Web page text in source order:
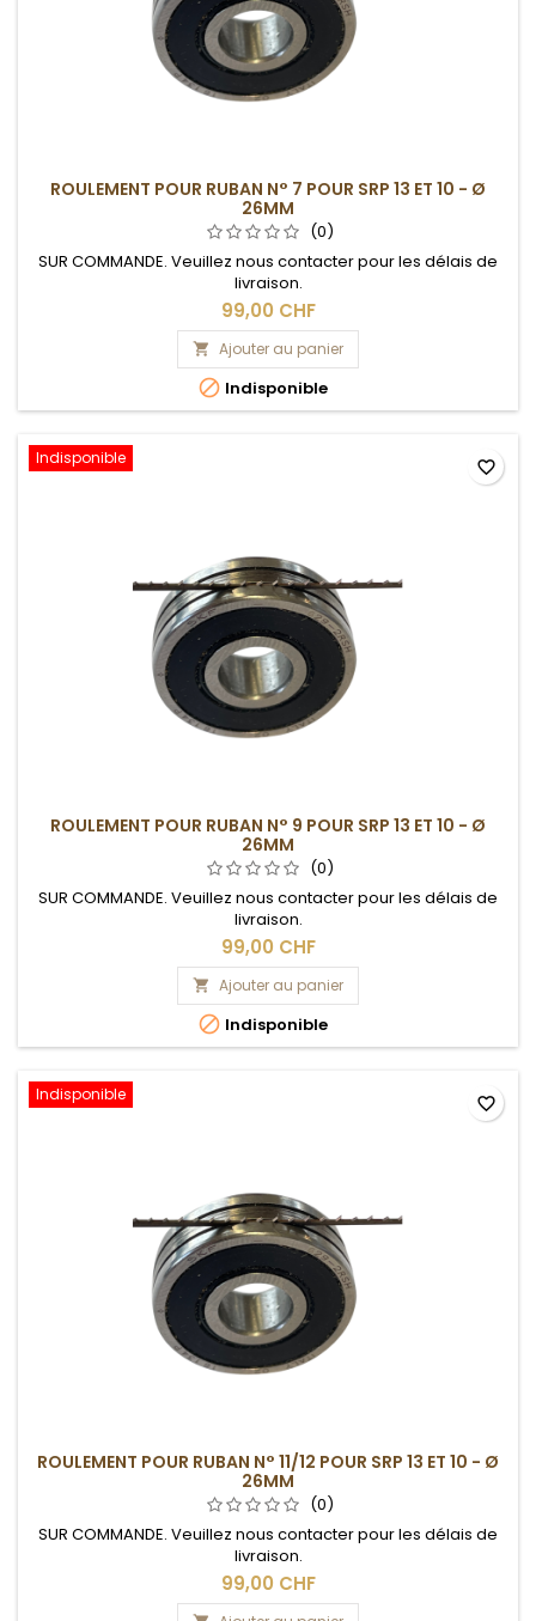
ROULEMENT POUR RUBAN N° 7 POUR SRP 13 ET 10 - Ø
26MM
(0)
SUR COMMANDE. Veuillez nous contacter pour les délais de
livraison.
99,00 CHF
 Ajouter au panier
 Indisponible
Indisponible
ROULEMENT POUR RUBAN N° 9 POUR SRP 13 ET 10 - Ø
26MM
(0)
SUR COMMANDE. Veuillez nous contacter pour les délais de
livraison.
99,00 CHF
 Ajouter au panier
 Indisponible
favorite_border
Indisponible
ROULEMENT POUR RUBAN N° 11/12 POUR SRP 13 ET 10 - Ø
26MM
(0)
SUR COMMANDE. Veuillez nous contacter pour les délais de
livraison.
99,00 CHF
favorite_border